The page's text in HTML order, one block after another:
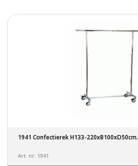
1941 Confectierek H133-220xB100xD50cm.
Art. nr: 1941